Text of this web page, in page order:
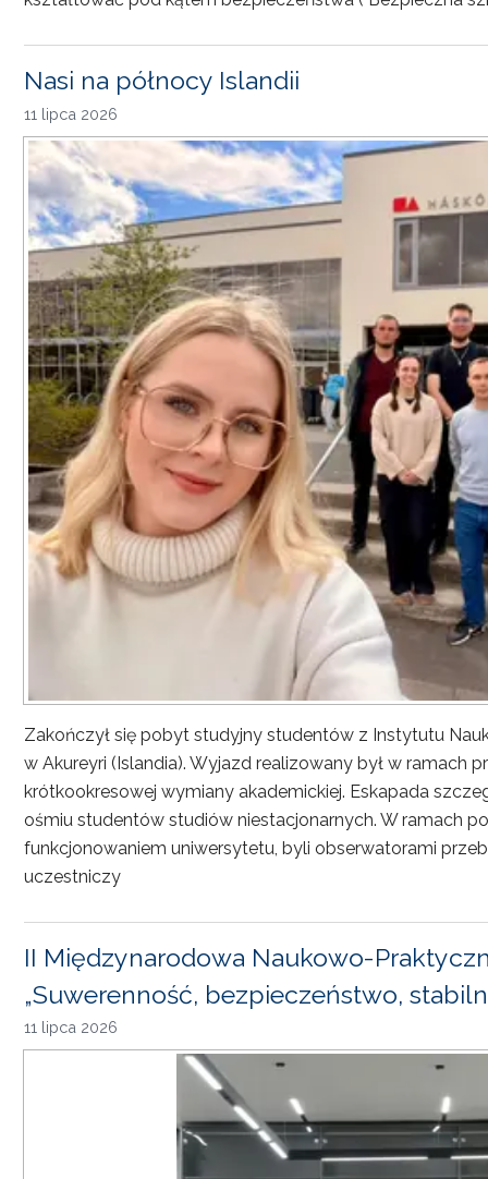
Nasi na północy Islandii
11 lipca 2026
Zakończył się pobyt studyjny studentów z Instytutu
w Akureyri (Islandia). Wyjazd realizowany był w ramach
krótkookresowej wymiany akademickiej. Eskapada
ośmiu studentów studiów niestacjonarnych. W ramach
funkcjonowaniem uniwersytetu, byli obserwatorami
uczestniczy
II Międzynarodowa Naukowo-
„Suwerenność, bezpieczeństwo,
11 lipca 2026